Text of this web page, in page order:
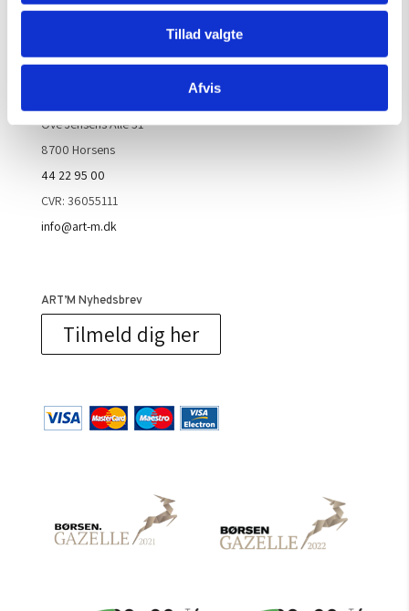
Tillad valgte
Afvis
Handelsbetingelser
Ove Jensens Allé 31
8700 Horsens
44 22 95 00
CVR: 36055111
info@art-m.dk
ART’M Nyhedsbrev
Tilmeld dig her